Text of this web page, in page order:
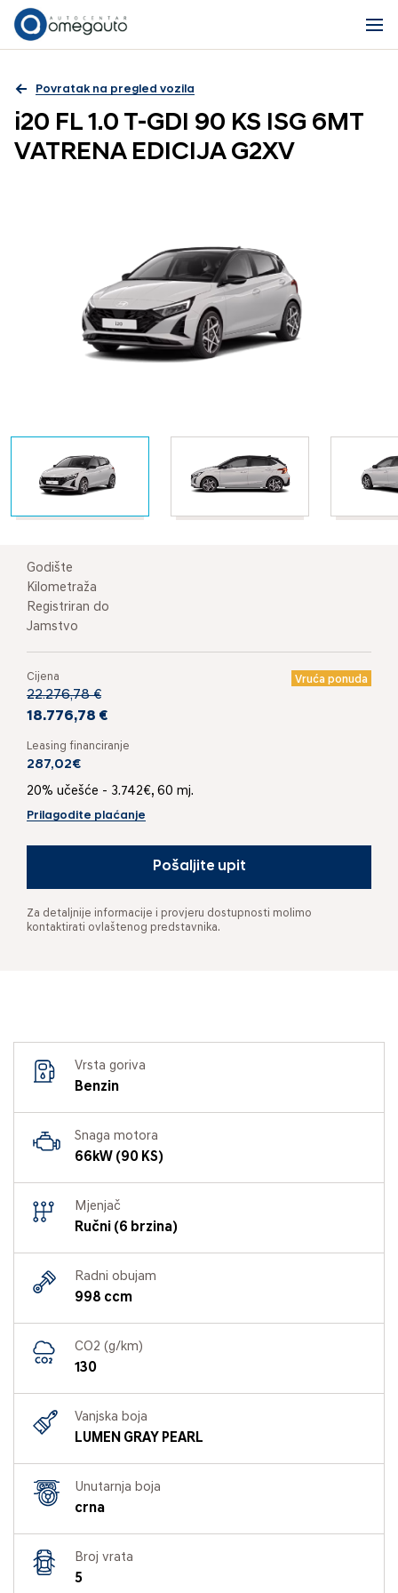
Povratak na pregled vozila
i20 FL 1.0 T-GDI 90 KS ISG 6MT
VATRENA EDICIJA G2XV
Godište
Kilometraža
Registriran do
Jamstvo
Cijena Vruća ponuda
22.276,78 €
18.776,78 €
Leasing financiranje
287,02€
20% učešće - 3.742€, 60 mj.
Prilagodite plaćanje
Pošaljite upit
Za detaljnije informacije i provjeru dostupnosti molimo
kontaktirati ovlaštenog predstavnika.
Vrsta goriva
Benzin
Snaga motora
66kW (90 KS)
Mjenjač
Ručni (6 brzina)
Radni obujam
998 ccm
CO2 (g/km)
130
Vanjska boja
LUMEN GRAY PEARL
Unutarnja boja
crna
Broj vrata
5